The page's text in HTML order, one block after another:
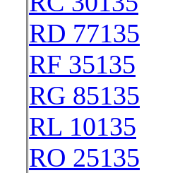
RD 77135
RF 35135
RG 85135
RL 10135
RO 25135